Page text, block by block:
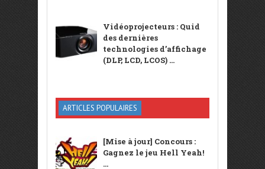
Vidéoprojecteurs : Quid
des dernières
technologies d’affichage
(DLP, LCD, LCOS) ...
ARTICLES POPULAIRES
[Mise à jour] Concours :
Gagnez le jeu Hell Yeah!
...